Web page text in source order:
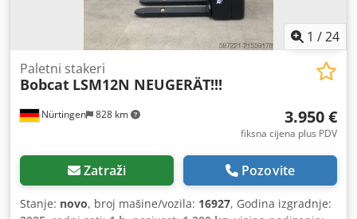
1 /24
Nürtingen 828 km
Paletni stakeri
Bobcat LSM12N NEUGERÄT!!!
3.950 €
fiksna cijena plus PDV
Zatraži Pozovite
Stanje: novo, broj mašine/vozila: 16927, Godina izgradnje: